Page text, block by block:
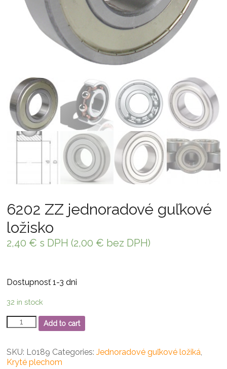
6202 ZZ jednoradové guľkové
ložisko
2,40 € s DPH (2,00 € bez DPH)
Dostupnosť 1-3 dni
32 in stock
6202
ZZ
guľkové
ložisko
Add to cart
SKU: L0189 Categories:Jednoradové guľkové ložiká,
Kryté plechom